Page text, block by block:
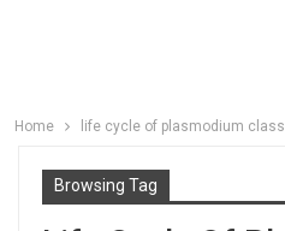
Home life cycle of plasmodium
Browsing Tag